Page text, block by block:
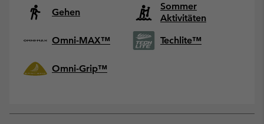
Gehen
Sommer
Aktivitäten
Omni-MAX™
Techlite™
Omni-Grip™